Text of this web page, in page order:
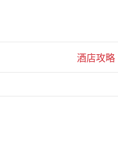
酒店攻略